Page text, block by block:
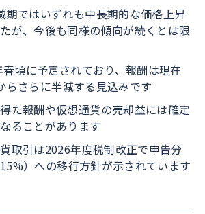
期ではいずれも中長期的な価格上昇
が、今後も同様の傾向が続くとは限
頃に予定されており、報酬は現在
らさらに半減する見込みです
た報酬や仮想通貨の売却益には確定
ることがあります
取引は2026年度税制改正で申告分
）への移行方針が示されています